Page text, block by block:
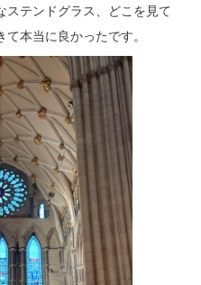
ステンドグラス、どこを見て
本当に良かったです。